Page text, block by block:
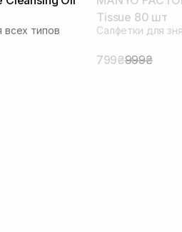
всех типов
Tissue 80 шт
Салфетки для
799₴999₴